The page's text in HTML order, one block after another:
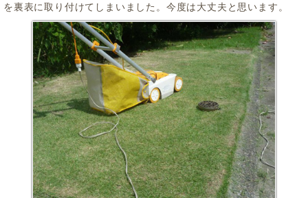
を裏表に取り付けてしまいました。今度は大丈夫と思います。